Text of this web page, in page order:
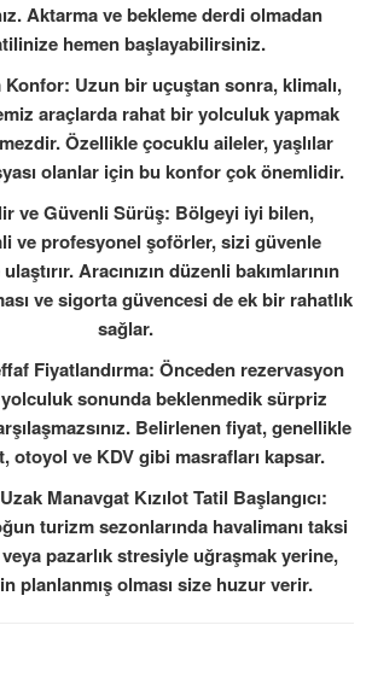
Aktarma ve bekleme derdi olmadan
hemen başlayabilirsiniz.
Konfor: Uzun bir uçuştan sonra, klimalı,
araçlarda rahat bir yolculuk yapmak
Özellikle çocuklu aileler, yaşlılar
olanlar için bu konfor çok önemlidir.
ve Güvenli Sürüş: Bölgeyi iyi bilen,
ve profesyonel şoförler, sizi güvenle
Aracınızın düzenli bakımlarının
ve sigorta güvencesi de ek bir rahatlık
sağlar.
Fiyatlandırma: Önceden rezervasyon
sonunda beklenmedik sürpriz
Belirlenen fiyat, genellikle
otoyol ve KDV gibi masrafları kapsar.
Manavgat Kızılot Tatil Başlangıcı:
turizm sezonlarında havalimanı taksi
pazarlık stresiyle uğraşmak yerine,
planlanmış olması size huzur verir.